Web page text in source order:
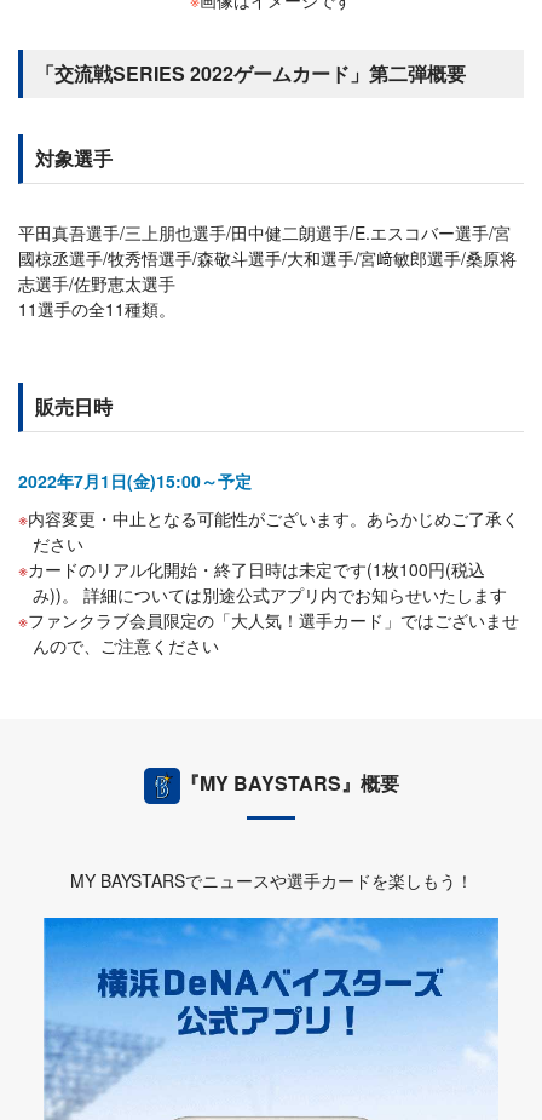
「交流戦SERIES 2022ゲームカード」第二弾概要
対象選手
平田真吾選手/三上朋也選手/田中健二朗選手/E.エスコバー選手/宮
國椋丞選手/牧秀悟選手/森敬斗選手/大和選手/宮﨑敏郎選手/桑原将
志選手/佐野恵太選手
11選手の全11種類。
販売日時
2022年7月1日(金)15:00～予定
内容変更・中止となる可能性がございます。あらかじめご了承く
ださい
カードのリアル化開始・終了日時は未定です(1枚100円(税込
み))。 詳細については別途公式アプリ内でお知らせいたします
ファンクラブ会員限定の「大人気！選手カード」ではございませ
んので、ご注意ください
『MY BAYSTARS』概要
MY BAYSTARSでニュースや選手カードを楽しもう！